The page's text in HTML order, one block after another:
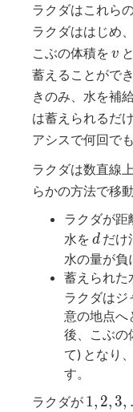
ラクダはこれら
ラクダははじめ
こぶの体積を v
v
蓄えることがで
きのみ、水を補
は蓄えられるだ
アシスで何回で
ラクダは数直線
らかの方法で移
ラクダが距
水を d
d だけ
水の量が負
蓄えられた
ラクダはジ
意の地点へ
後、こぶの
て) となり
す。
ラクダが 1, 2, 3, .